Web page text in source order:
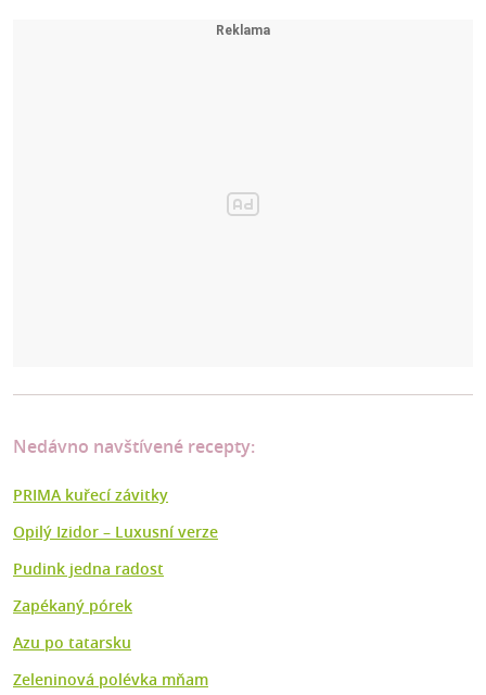
Nedávno navštívené recepty:
PRIMA kuřecí závitky
Opilý Izidor – Luxusní verze
Pudink jedna radost
Zapékaný pórek
Azu po tatarsku
Zeleninová polévka mňam